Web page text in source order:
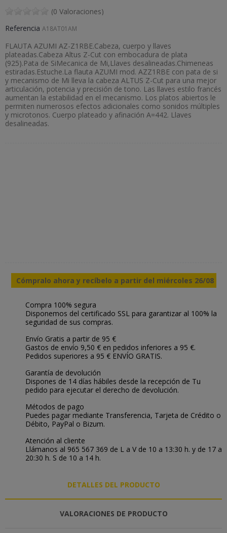
(0 Valoraciones)
Referencia A18AT01AM
FLAUTA AZUMI AZ-Z1RBE.Cabeza, cuerpo y llaves
plateadas.Cabeza Altus Z-Cut con embocadura de plata
(925).Pata de SiMecanica de Mi,Llaves desalineadas.Chimeneas
estiradas.Estuche.La flauta AZUMI mod. AZZ1RBE con pata de si
y mecanismo de Mi lleva la cabeza ALTUS Z-Cut para una mejor
articulación, potencia y precisión de tono. Las llaves estilo francés
aumentan la estabilidad en el mecanismo. Los platos abiertos le
permiten numerosos efectos adicionales como sonidos múltiples
y microtonos. Cuerpo plateado y afinación A=442. Llaves
desalineadas.
Cómpralo ahora y recíbelo a partir del miércoles 26/08
Compra 100% segura
Disponemos del certificado SSL para garantizar al 100% la
seguridad de sus compras.
Envío Gratis a partir de 95 €
Gastos de envío 9,50 € en pedidos inferiores a 95 €.
Pedidos superiores a 95 € ENVÍO GRATIS.
Garantía de devolución
Dispones de 14 días hábiles desde la recepción de Tu
pedido para ejecutar el derecho de devolución.
Métodos de pago
Puedes pagar mediante Transferencia, Tarjeta de Crédito o
Débito, PayPal o Bizum.
Atención al cliente
Llámanos al 965 567 369 de L a V de 10 a 13:30 h. y de 17 a
20:30 h. S de 10 a 14 h.
DETALLES DEL PRODUCTO
VALORACIONES DE PRODUCTO